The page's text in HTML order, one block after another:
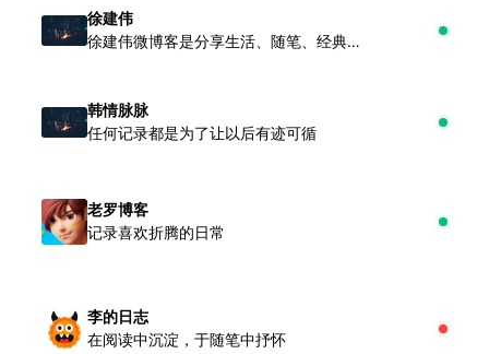
徐建伟
徐建伟微博客是分享生活、随笔、经典、语录等一句话的个人微博，了在qq说说、微信、百度空间、新浪网易博客等平台发布的内容
韩情脉脉
任何记录都是为了让以后有迹可循
老罗博客
记录喜欢折腾的日常
李的日志
在阅读中沉淀，于随笔中抒怀